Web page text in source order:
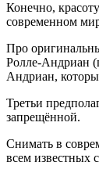
Конечно,
современном
Про
Ролле-Андриан
Андриан,
Третьи
запрещённой.
Снимать в
всем известных